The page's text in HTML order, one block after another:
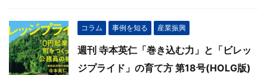
コラム 事例を知る 産業振興
週刊 寺本英仁「巻き込む力」と「ビレッ
ジプライド」の育て方 第18号(HOLG版)